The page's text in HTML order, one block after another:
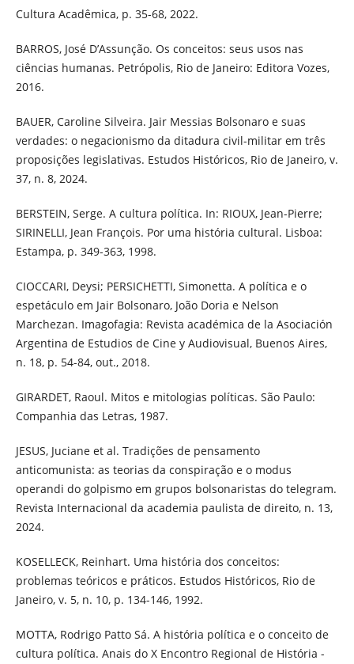
Cultura Acadêmica, p. 35-68, 2022.
BARROS, José D’Assunção. Os conceitos: seus usos nas
ciências humanas. Petrópolis, Rio de Janeiro: Editora Vozes,
2016.
BAUER, Caroline Silveira. Jair Messias Bolsonaro e suas
verdades: o negacionismo da ditadura civil-militar em três
proposições legislativas. Estudos Históricos, Rio de Janeiro, v.
37, n. 8, 2024.
BERSTEIN, Serge. A cultura política. In: RIOUX, Jean-Pierre;
SIRINELLI, Jean François. Por uma história cultural. Lisboa:
Estampa, p. 349-363, 1998.
CIOCCARI, Deysi; PERSICHETTI, Simonetta. A política e o
espetáculo em Jair Bolsonaro, João Doria e Nelson
Marchezan. Imagofagia: Revista académica de la Asociación
Argentina de Estudios de Cine y Audiovisual, Buenos Aires,
n. 18, p. 54-84, out., 2018.
GIRARDET, Raoul. Mitos e mitologias políticas. São Paulo:
Companhia das Letras, 1987.
JESUS, Juciane et al. Tradições de pensamento
anticomunista: as teorias da conspiração e o modus
operandi do golpismo em grupos bolsonaristas do telegram.
Revista Internacional da academia paulista de direito, n. 13,
2024.
KOSELLECK, Reinhart. Uma história dos conceitos:
problemas teóricos e práticos. Estudos Históricos, Rio de
Janeiro, v. 5, n. 10, p. 134-146, 1992.
MOTTA, Rodrigo Patto Sá. A história política e o conceito de
cultura política. Anais do X Encontro Regional de História -